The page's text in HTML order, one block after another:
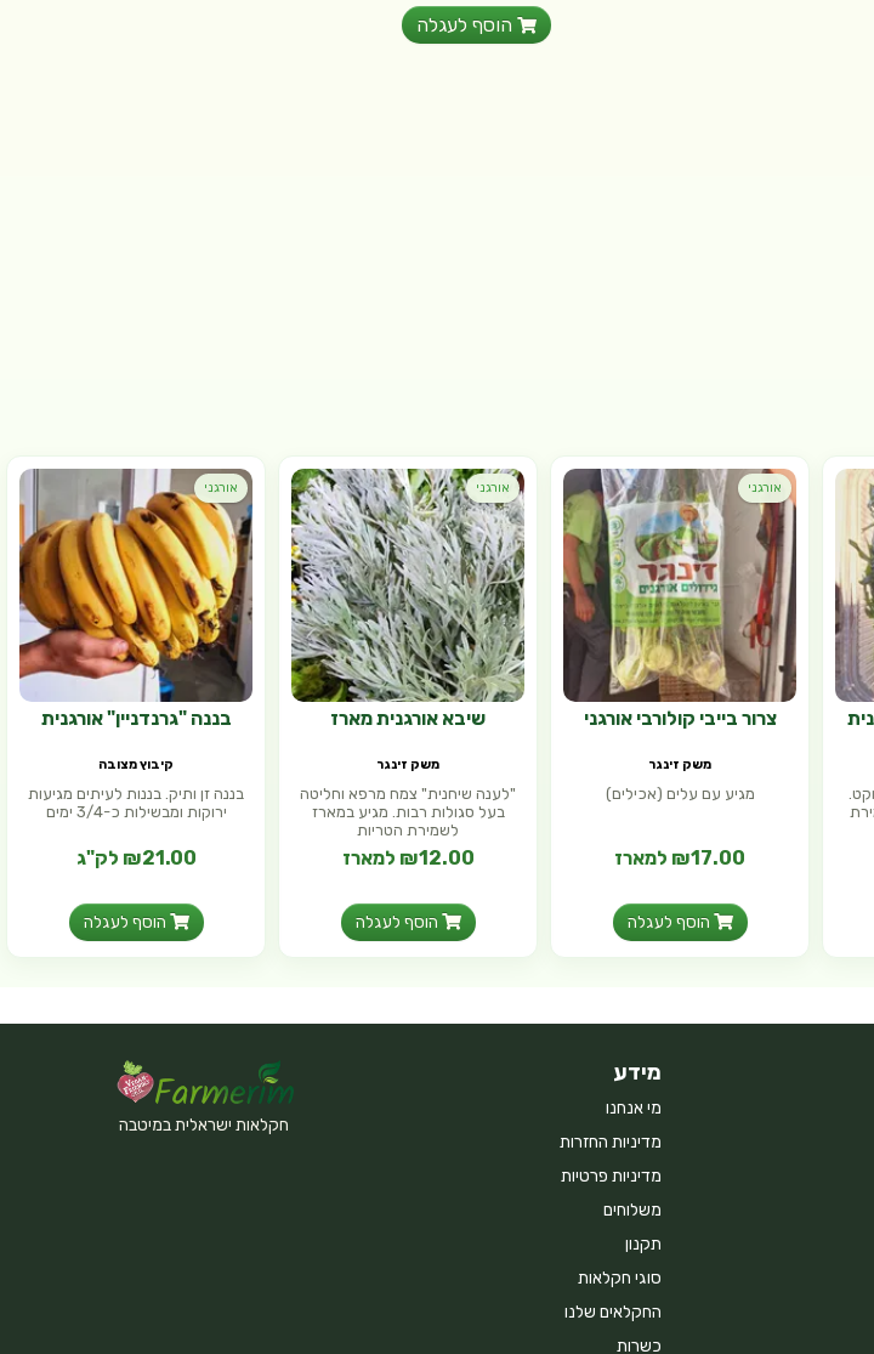
הוסף לעגלה
אורגני
צרור בייבי קולורבי אורגני
משק זינגר
מגיע עם עלים (אכילים)
₪17.00 למארז
הוסף לעגלה
אורגני
שיבא אורגנית מארז
משק זינגר
"לענה שיחנית" צמח מרפא וחליטה
בעל סגולות רבות. מגיע במארז
לשמירת הטריות
₪12.00 למארז
הוסף לעגלה
אורגני
בננה "גרנדניין" אורגנית
קיבוץ מצובה
בננה זן ותיק. בננות לעיתים מגיעות
ירוקות ומבשילות כ-3/4 ימים
₪21.00 לק"ג
הוסף לעגלה
מידע
מי אנחנו
מדיניות החזרות
מדיניות פרטיות
משלוחים
תקנון
סוגי חקלאות
החקלאים שלנו
כשרות
חקלאות ישראלית במיטבה